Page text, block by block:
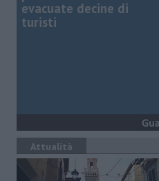
evacuate decine di
turisti
Attualità